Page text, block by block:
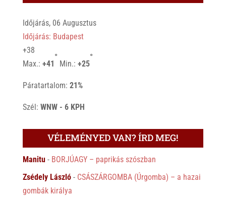
Időjárás, 06 Augusztus
Időjárás: Budapest
+38
Max.: +41
°
Min.: +25
°
Páratartalom: 21%
Szél: WNW - 6 KPH
VÉLEMÉNYED VAN? ÍRD MEG!
Manitu- BORJÚAGY – paprikás szószban
Zsédely László- CSÁSZÁRGOMBA (Úrgomba) – a hazai
gombák királya